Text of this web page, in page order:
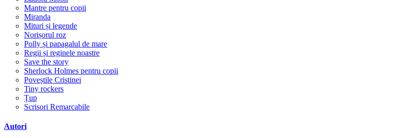
Mantre pentru copii
Miranda
Mituri și legende
Norișorul roz
Polly și papagalul de mare
Regii și reginele noastre
Save the story
Sherlock Holmes pentru copii
Poveștile Cristinei
Tiny rockers
Țup
Scrisori Remarcabile
Autori